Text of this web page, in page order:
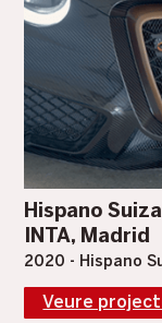
Hispano
INTA, Madrid
2020 - Hispano
Veure